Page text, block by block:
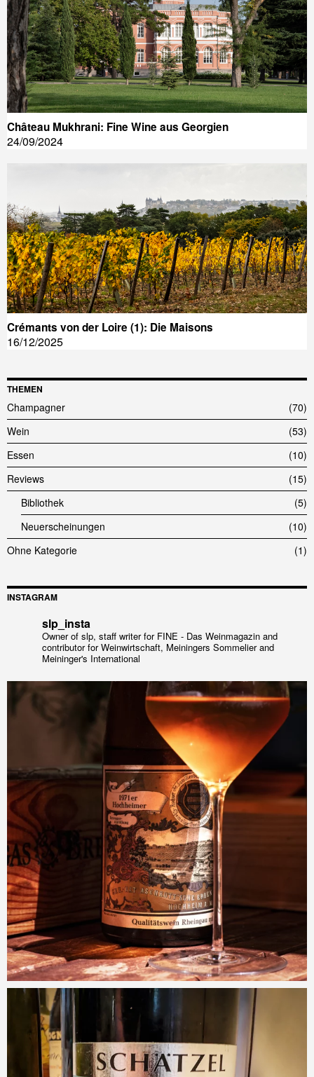
Château Mukhrani: Fine Wine aus Georgien
24/09/2024
Crémants von der Loire (1): Die Maisons
16/12/2025
THEMEN
Champagner
70
Wein
53
Essen
10
Reviews
15
Bibliothek
5
Neuerscheinungen
10
Ohne Kategorie
1
INSTAGRAM
slp_insta
Owner of slp, staff writer for FINE - Das Weinmagazin and
contributor for Weinwirtschaft, Meiningers Sommelier and
Meininger's International